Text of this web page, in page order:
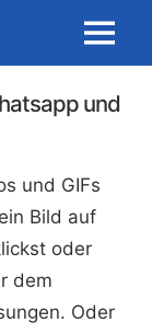
Menu
und
und GIFs
Bild auf
oder
dem
Oder